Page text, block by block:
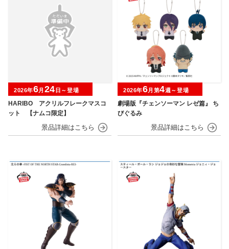
HARIBO アクリルフレークマスコ
ット 【ナムコ限定】
2026年6月 24 日～登場
劇場版『チェンソーマン レゼ篇』 ち
びぐるみ
2026年6月第4週～登場